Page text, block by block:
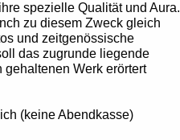
spezielle Qualität und Aura.
zu diesem Zweck gleich
und zeitgenössische
das zugrunde liegende
Werk erörtert
(keine Abendkasse)